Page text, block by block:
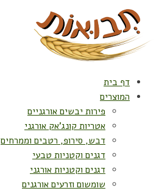
דף בית
המוצרים
פירות יבשים אורגניים
אטריות קונג'אק אורגני
דבש, סירופ, רטבים וממרחים
דגנים וקטניות טבעי
דגנים וקטניות אורגני
שומשום וזרעים אורגנים